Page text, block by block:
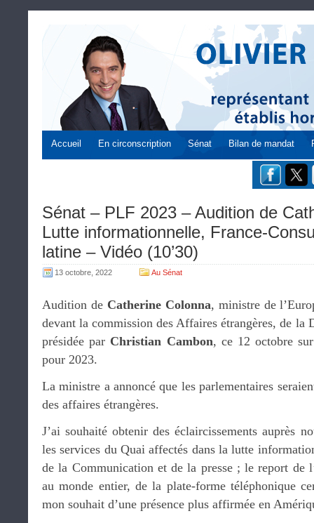
Accueil En circonscription Sénat Bilan de mandat
Sénat – PLF 2023 – Audition de
Lutte informationnelle, France-
latine – Vidéo (10’30)
13 octobre, 2022 Au Sénat
Audition de Catherine Colonna, ministre de
devant la commission des Affaires étrangères, de la
présidée par Christian Cambon, ce 12 octobre
pour 2023.
La ministre a annoncé que les parlementaires
des affaires étrangères.
J’ai souhaité obtenir des éclaircissements auprès
les services du Quai affectés dans la lutte
de la Communication et de la presse ; le report de
au monde entier, de la plate-forme téléphonique
mon souhait d’une présence plus affirmée en